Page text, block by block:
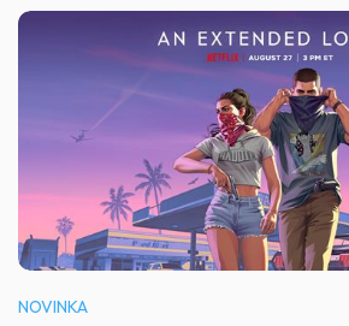
NOVINKA